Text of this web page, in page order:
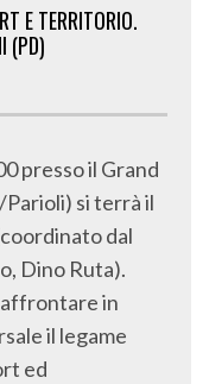
E TERRITORIO.
(PD)
presso il Grand
si terrà il
dal
Dino Ruta).
affrontare in
il legame
ed